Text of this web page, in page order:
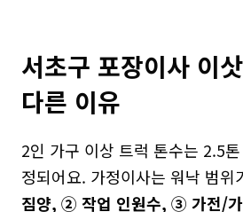
서초구 포장이사 이
다른 이유
2인 가구 이상 트럭 톤수는 2.5
정되어요. 가정이사는 워낙 범위
짐양, ② 작업 인원수, ③ 가전/가